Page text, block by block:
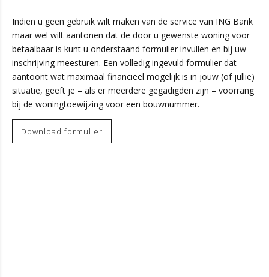
Indien u geen gebruik wilt maken van de service van ING Bank
maar wel wilt aantonen dat de door u gewenste woning voor
betaalbaar is kunt u onderstaand formulier invullen en bij uw
inschrijving meesturen. Een volledig ingevuld formulier dat
aantoont wat maximaal financieel mogelijk is in jouw (of jullie)
situatie, geeft je – als er meerdere gegadigden zijn – voorrang
bij de woningtoewijzing voor een bouwnummer.
Download formulier